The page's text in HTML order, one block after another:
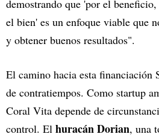
demostrando que 'por el
el bien' es un enfoque viable que
y obtener buenos resultados".
El camino hacia esta financiación
de contratiempos. Como startup
Coral Vita depende de
control. El huracán Dorian, una